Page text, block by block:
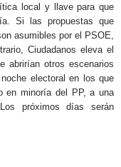
local y llave para que
Si las propuestas que
asumibles por el PSOE,
Ciudadanos eleva el
abrirían otros escenarios
electoral en los que
en minoría del PP, a una
próximos días serán